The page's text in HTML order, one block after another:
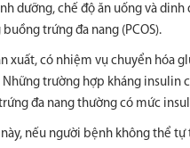
dưỡng, chế độ ăn uống và
trứng đa nang (PCOS).
xuất, có nhiệm vụ chuyển hóa
Những trường hợp kháng insulin
đa nang thường có mức
nếu người bệnh không thể